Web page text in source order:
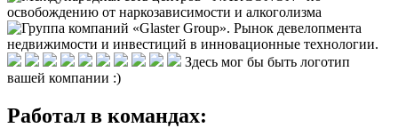
Здесь мог бы быть логотип
вашей компании :)
Работал в командах: